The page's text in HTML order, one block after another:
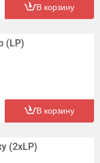
В корзину
(LP)
В корзину
(2xLP)